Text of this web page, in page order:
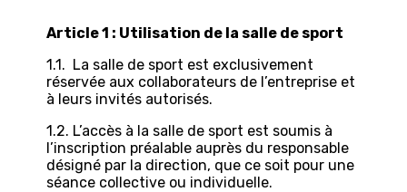
Article 1 : Utilisation de la salle de sport
1.1. La salle de sport est exclusivement
réservée aux collaborateurs de l’entreprise et
à leurs invités autorisés.
1.2. L’accès à la salle de sport est soumis à
l’inscription préalable auprès du responsable
désigné par la direction, que ce soit pour une
séance collective ou individuelle.